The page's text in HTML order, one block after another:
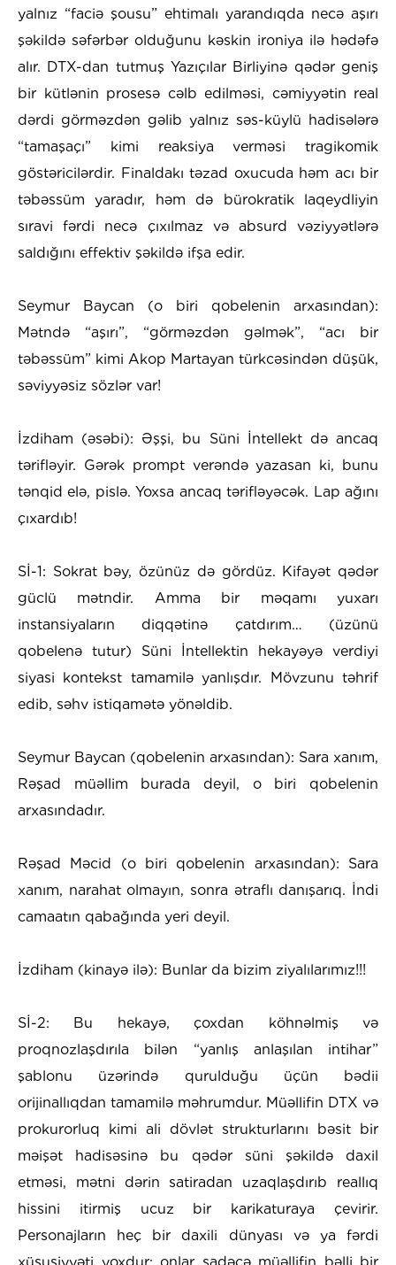
yalnız “faciə şousu” ehtimalı yarandıqda necə aşırı
şəkildə səfərbər olduğunu kəskin ironiya ilə hədəfə
alır. DTX-dan tutmuş Yazıçılar Birliyinə qədər geniş
bir kütlənin prosesə cəlb edilməsi, cəmiyyətin real
dərdi görməzdən gəlib yalnız səs-küylü hadisələrə
“tamaşaçı” kimi reaksiya verməsi tragikomik
göstəricilərdir. Finaldakı təzad oxucuda həm acı bir
təbəssüm yaradır, həm də bürokratik laqeydliyin
sıravi fərdi necə çıxılmaz və absurd vəziyyətlərə
saldığını effektiv şəkildə ifşa edir.
Seymur Baycan (o biri qobelenin arxasından):
Mətndə “aşırı”, “görməzdən gəlmək”, “acı bir
təbəssüm” kimi Akop Martayan türkcəsindən düşük,
səviyyəsiz sözlər var!
İzdiham (əsəbi): Əşşi, bu Süni İntellekt də ancaq
tərifləyir. Gərək prompt verəndə yazasan ki, bunu
tənqid elə, pislə. Yoxsa ancaq tərifləyəcək. Lap ağını
çıxardıb!
Sİ-1: Sokrat bəy, özünüz də gördüz. Kifayət qədər
güclü mətndir. Amma bir məqamı yuxarı
instansiyaların diqqətinə çatdırım… (üzünü
qobelenə tutur) Süni İntellektin hekayəyə verdiyi
siyasi kontekst tamamilə yanlışdır. Mövzunu təhrif
edib, səhv istiqamətə yönəldib.
Seymur Baycan (qobelenin arxasından): Sara xanım,
Rəşad müəllim burada deyil, o biri qobelenin
arxasındadır.
Rəşad Məcid (o biri qobelenin arxasından): Sara
xanım, narahat olmayın, sonra ətraflı danışarıq. İndi
camaatın qabağında yeri deyil.
İzdiham (kinayə ilə): Bunlar da bizim ziyalılarımız!!!
Sİ-2: Bu hekayə, çoxdan köhnəlmiş və
proqnozlaşdırıla bilən “yanlış anlaşılan intihar”
şablonu üzərində qurulduğu üçün bədii
orijinallıqdan tamamilə məhrumdur. Müəllifin DTX və
prokurorluq kimi ali dövlət strukturlarını bəsit bir
məişət hadisəsinə bu qədər süni şəkildə daxil
etməsi, mətni dərin satiradan uzaqlaşdırıb reallıq
hissini itirmiş ucuz bir karikaturaya çevirir.
Personajların heç bir daxili dünyası və ya fərdi